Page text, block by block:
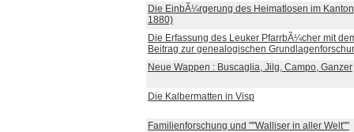
Die EinbÃ¼rgerung des Heimatlosen im
1880)
Die Erfassung des Leuker PfarrbÃ¼cher mit
Beitrag zur genealogischen
Neue Wappen : Buscaglia, Jilg, Campo, Ganzer
Die Kalbermatten in Visp
Familienforschung und ""Walliser in aller Welt""